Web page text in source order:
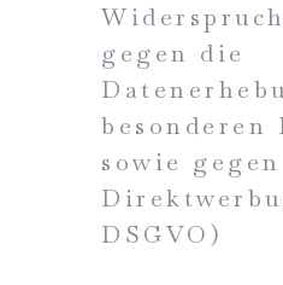
gegen die
besonderen
sowie gegen
DSGVO)